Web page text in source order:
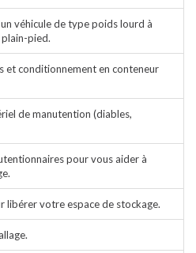
véhicule de type poids lourd à
pied.
et conditionnement en conteneur
de manutention (diables,
pour vous aider à
libérer votre espace de stockage.